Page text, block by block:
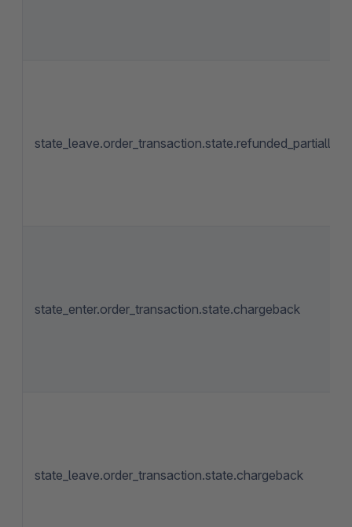
state_leave.order_transaction.state.refunded_partially
state_enter.order_transaction.state.chargeback
state_leave.order_transaction.state.chargeback